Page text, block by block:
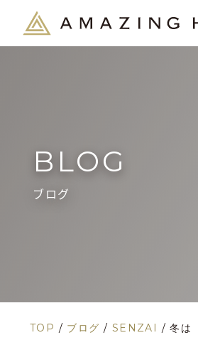
BLOG
ブログ
TOP / ブログ / SENZAI /冬は